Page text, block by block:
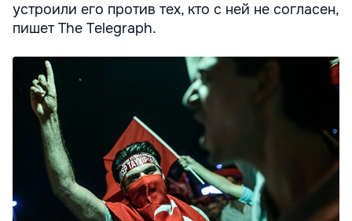
устроили его против тех, кто с ней не согласен,
пишет The Telegraph.